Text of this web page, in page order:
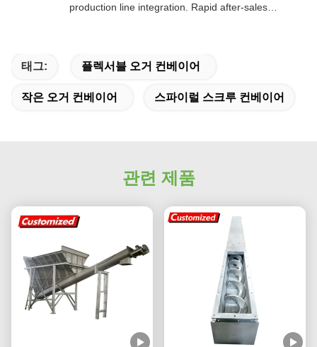
production line integration. Rapid after-sales
태그: 플렉서블 오거 컨베이어
작은 오거 컨베이어 스파이럴 스크루 컨베이어
관련 제품